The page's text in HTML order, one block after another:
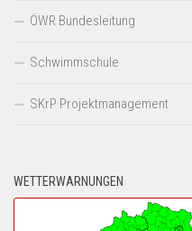
ÖWR Bundesleitung
Schwimmschule
SKrP Projektmanagement
WETTERWARNUNGEN